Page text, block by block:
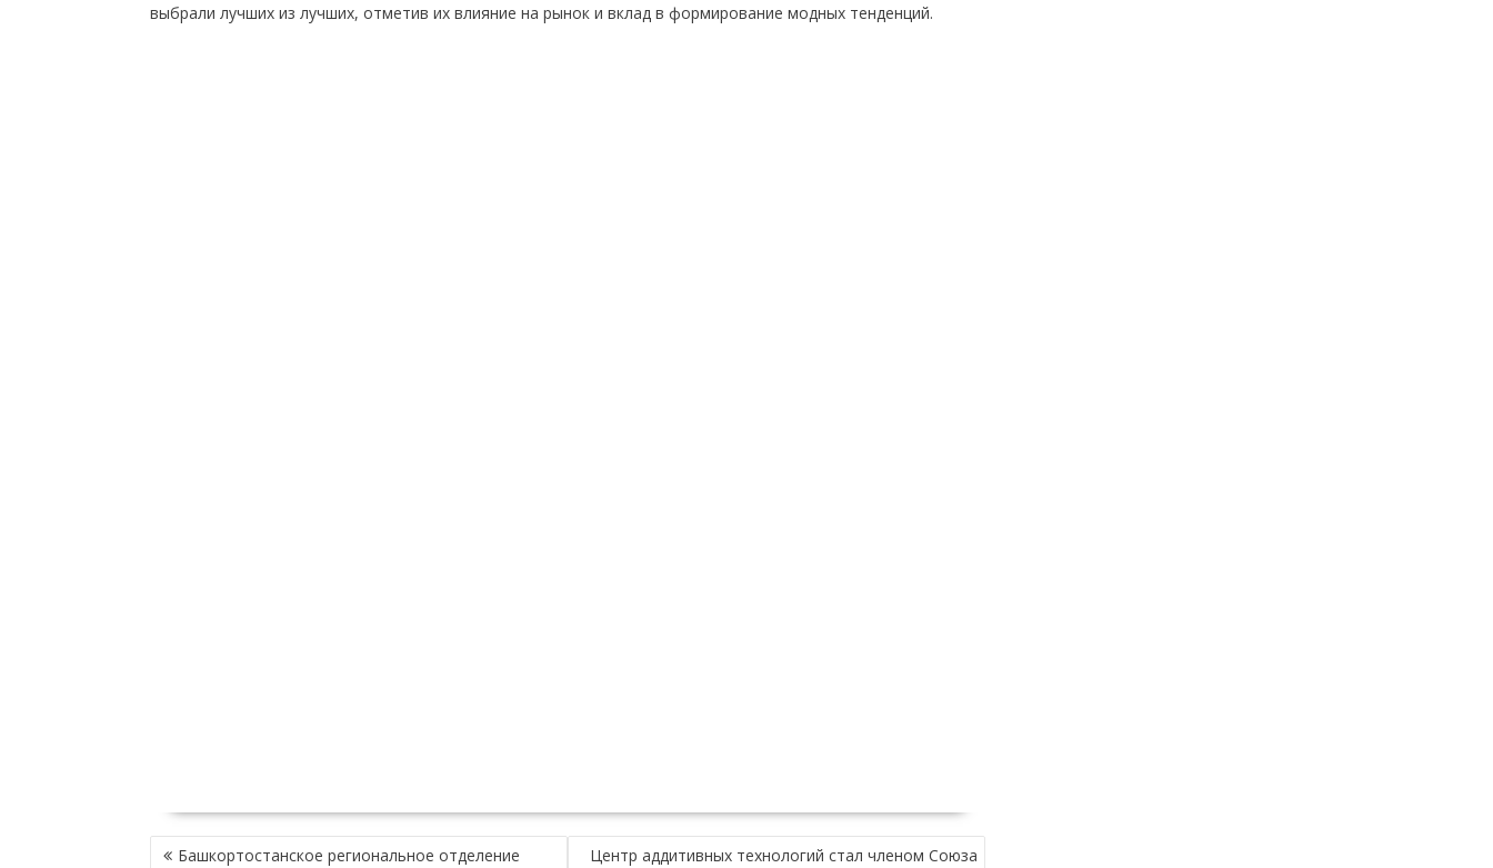
выбрали лучших из лучших, отметив их влияние на рынок и вклад в формирование модных тенденций.
НАВИГАЦИЯ
Башкортостанское региональное отделение Центр аддитивных технологий стал членом Союза